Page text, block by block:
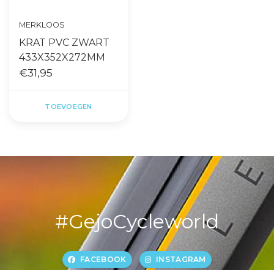
MERKLOOS
KRAT PVC ZWART
433X352X272MM
€31,95
TOEVOEGEN
#GejoCycleworld
FACEBOOK INSTAGRAM